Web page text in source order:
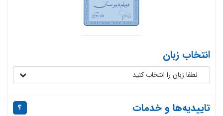
انتخاب زبان
لطفا زبان را انتخاب کنید
تاییدیه‌ها و خدمات